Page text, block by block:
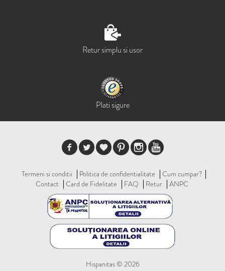
Retur simplu si usor
Plati sigure
Termeni si conditii Politica de confidentialitate
Cum cumpar?
Contact
Card de Fidelitate FAQ Retur ANPC
Hispanitas © 2026